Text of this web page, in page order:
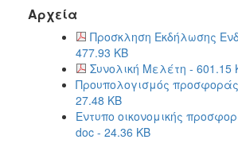
Αρχεία
Προσκληση Εκδήλωσης
477.93 KB
Συνολική Μελέτη - 601.15
Προυπολογισμός
27.48 KB
Εντυπο οικονομικής
doc - 24.36 KB